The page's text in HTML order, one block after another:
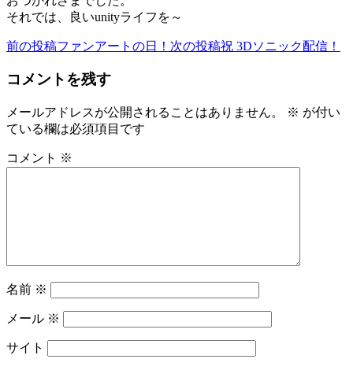
それでは、良いunityライフを～
投
稿
ビ
ゲ
前の投稿ファンアートの日！ 次の投稿祝 3Dソニック配信！
コメントを残す
メールアドレスが公開されることはありません。 ※ が付い
ている欄は必須項目です
コメント ※
名前 ※
メール ※
サイト